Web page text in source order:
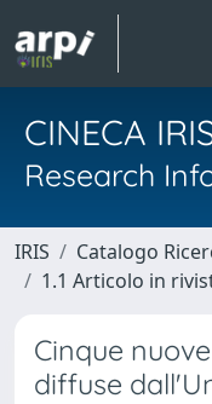
CINECA
Research
IRIS Catalogo
1.1 Articolo in
Cinque
diffuse